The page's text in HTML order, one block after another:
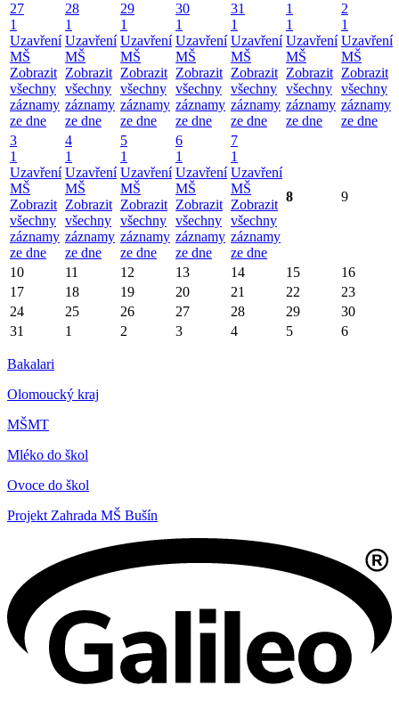
27
1
Uzavření
MŠ
Zobrazit
všechny
záznamy
ze dne
28
1
Uzavření
MŠ
Zobrazit
všechny
záznamy
ze dne
29
1
Uzavření
MŠ
Zobrazit
všechny
záznamy
ze dne
30
1
Uzavření
MŠ
Zobrazit
všechny
záznamy
ze dne
31
1
Uzavření
MŠ
Zobrazit
všechny
záznamy
ze dne
1
1
Uzavření
MŠ
Zobrazit
všechny
záznamy
ze dne
2
1
Uzavření
MŠ
Zobrazit
všechny
záznamy
ze dne
3
1
Uzavření
MŠ
Zobrazit
všechny
záznamy
ze dne
4
1
Uzavření
MŠ
Zobrazit
všechny
záznamy
ze dne
5
1
Uzavření
MŠ
Zobrazit
všechny
záznamy
ze dne
6
1
Uzavření
MŠ
Zobrazit
všechny
záznamy
ze dne
7
1
Uzavření
MŠ
Zobrazit
všechny
záznamy
ze dne
8 9
10 11 12 13 14 15
16
17
18 19 20 21 22
23
24
25 26 27 28 29
30
31
1 2 3 4 5 6
Bakalari
Olomoucký kraj
MŠMT
Mléko do škol
Ovoce do škol
Projekt Zahrada MŠ Bušín